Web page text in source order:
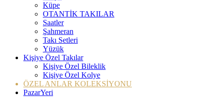
Küpe
OTANTİK TAKILAR
Saatler
Şahmeran
Takı Setleri
Yüzük
Kişiye Özel Takılar
Kişiye Özel Bileklik
Kişiye Özel Kolye
ÖZEL ANLAR KOLEKSİYONU
PazarYeri